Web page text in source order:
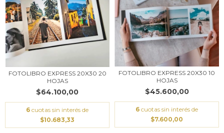
FOTOLIBRO EXPRESS 20X30 20
HOJAS
$64.100,00
6 cuotas sin interés de
$10.683,33
FOTOLIBRO EXPRESS 20X30 10
HOJAS
$45.600,00
6 cuotas sin interés de
$7.600,00